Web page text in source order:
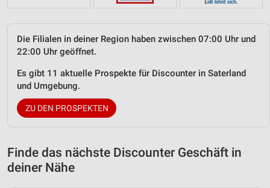
Die Filialen in deiner Region haben zwischen 07:00 Uhr und
22:00 Uhr geöffnet.
Es gibt 11 aktuelle Prospekte für Discounter in Saterland
und Umgebung.
ZU DEN PROSPEKTEN
Finde das nächste Discounter Geschäft in
deiner Nähe